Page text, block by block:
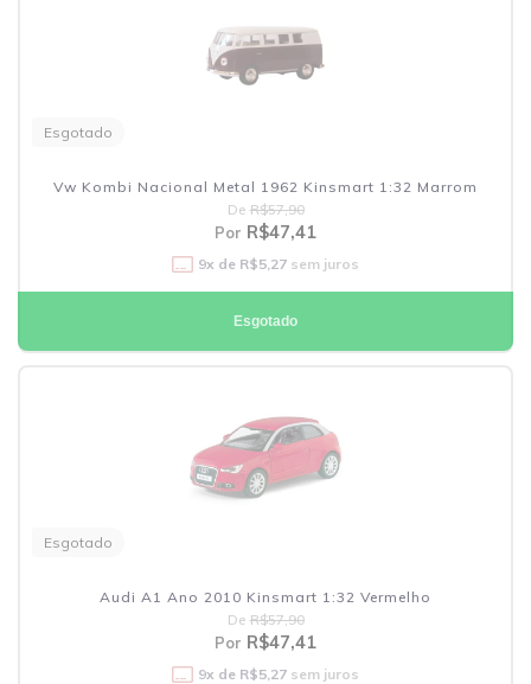
Esgotado
Vw Kombi Nacional Metal 1962 Kinsmart 1:32 Marrom
De R$57,90
Por R$47,41
9x de R$5,27 sem juros
Esgotado
Esgotado
Audi A1 Ano 2010 Kinsmart 1:32 Vermelho
De R$57,90
Por R$47,41
9x de R$5,27 sem juros